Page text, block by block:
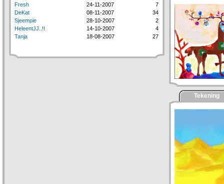
Fresh
24-11-2007
7
DeKat
08-11-2007
34
Sjeempie
28-10-2007
2
HeleentJJ..!!
14-10-2007
4
Tanja
18-08-2007 27
Tekening